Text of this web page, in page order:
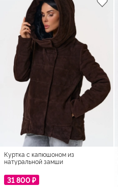
Куртка с капюшоном из
натуральной замши
31 800 ₽